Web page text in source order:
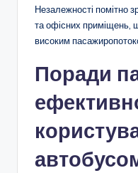
Незалежності помітно
та офісних приміщень,
високим
Поради